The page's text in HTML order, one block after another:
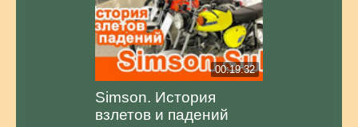
00:19:32
Simson. История
взлетов и падений